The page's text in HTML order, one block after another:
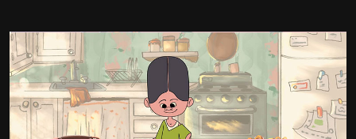
explosiones usando técnicas y herramientas
profesionales.